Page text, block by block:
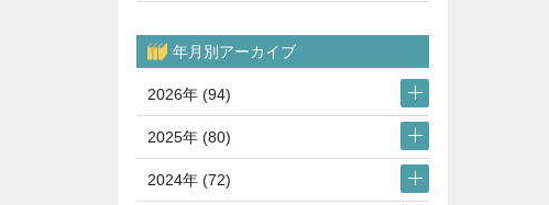
年月別アーカイブ
2026年 (94)
2025年 (80)
2024年 (72)